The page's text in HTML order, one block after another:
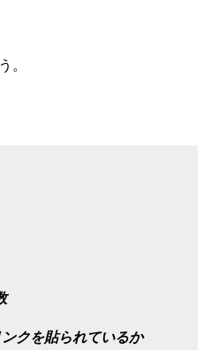
。
クを貼られているか